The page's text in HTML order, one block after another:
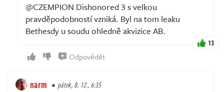
@CZEMPION Dishonored 3 s velkou
pravděpodobností vzniká. Byl na tom leaku
Bethesdy u soudu ohledně akvizice AB.
13
Odpovědět
narm pátek, 8. 12., 6:35